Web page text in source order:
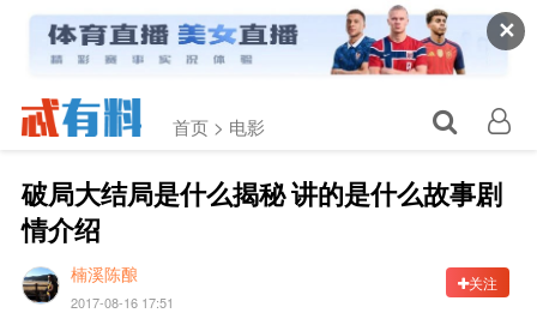
✕
首页 > 电影
破局大结局是什么揭秘 讲的是什么故事剧
情介绍
楠溪陈酿
2017-08-16 17:51
关注